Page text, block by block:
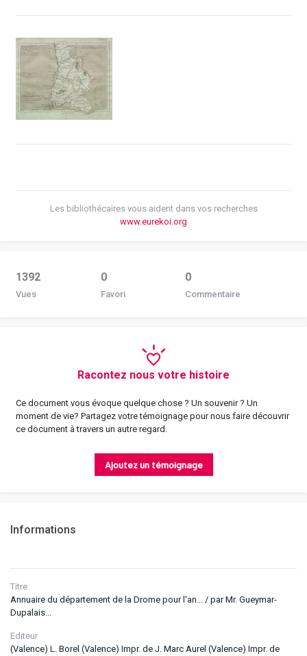
Informations
Titre
Annuaire du département de la Drome pour l'an... / par Mr. Gueymar-
Dupalais...
Editeur
(Valence) L. Borel (Valence) Impr. de J. Marc Aurel (Valence) Impr. de
Les bibliothécaires vous aident dans vos recherches
www.eurekoi.org
1392
Vues
0
Favori
0
Commentaire
Racontez nous votre histoire
Ce document vous évoque quelque chose ? Un souvenir ? Un
moment de vie? Partagez votre témoignage pour nous faire découvrir
ce document à travers un autre regard.
Ajoutez un témoignage